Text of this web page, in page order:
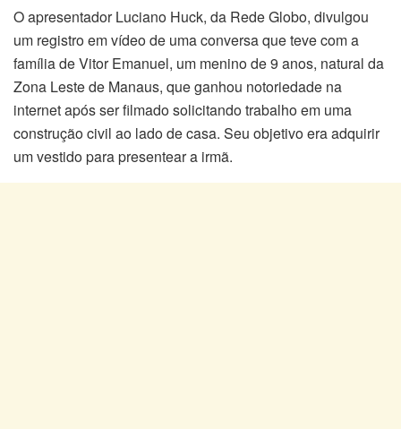
O apresentador Luciano Huck, da Rede Globo, divulgou
um registro em vídeo de uma conversa que teve com a
família de Vitor Emanuel, um menino de 9 anos, natural da
Zona Leste de Manaus, que ganhou notoriedade na
internet após ser filmado solicitando trabalho em uma
construção civil ao lado de casa. Seu objetivo era adquirir
um vestido para presentear a irmã.